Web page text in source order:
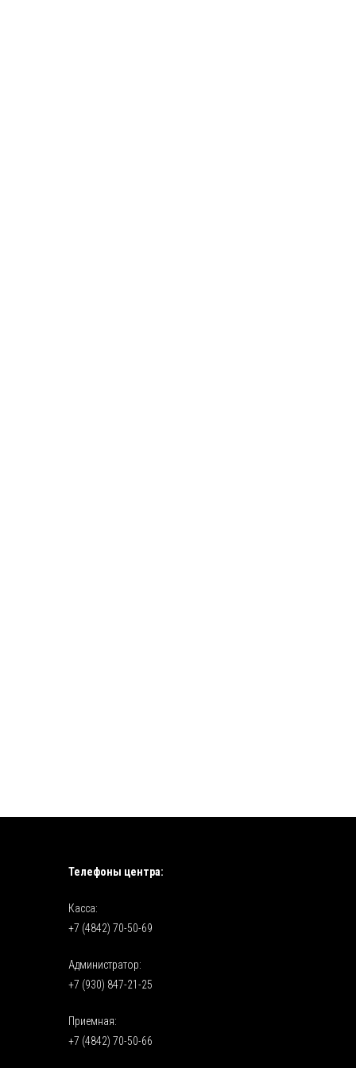
Телефоны центра:
Касса:
+7 (4842) 70-50-69
Администратор:
+7 (930) 847-21-25
Приемная:
+7 (4842) 70-50-66